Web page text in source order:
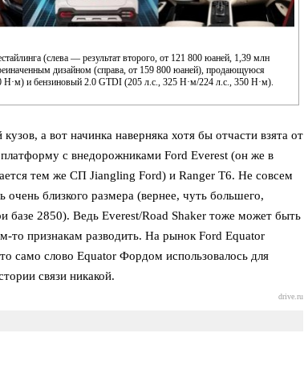
(слева — результат второго, от 121 800 юаней, 1,39 млн
дизайном (справа, от 159 800 юаней), продающуюся
Н·м) и бензиновый 2.0 GTDI (205 л.с., 325 Н·м/224 л.с., 350 Н·м).
а вот начинка наверняка хотя бы отчасти взята от
с внедорожниками Ford Everest (он же в
тем же СП Jiangling Ford) и Ranger T6. Не совсем
близкого размера (вернее, чуть большего,
базе 2850). Ведь Everest/Road Shaker тоже может быть
то признакам разводить. На рынок Ford Equator
само слово Equator Фордом использовалось для
связи никакой.
drive.ru